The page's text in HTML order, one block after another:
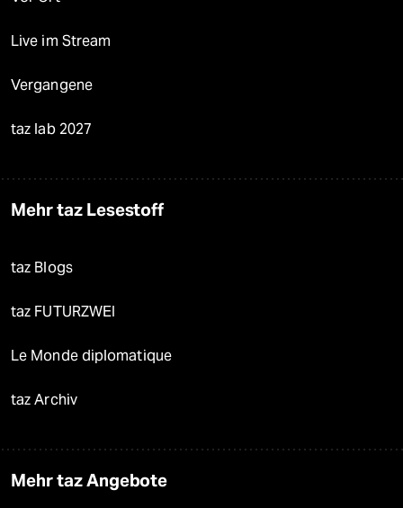
Live im Stream
Vergangene
taz lab 2027
Mehr taz Lesestoff
taz Blogs
taz FUTURZWEI
Le Monde diplomatique
taz Archiv
Mehr taz Angebote